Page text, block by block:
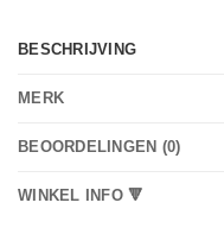
BESCHRIJVING
MERK
BEOORDELINGEN (0)
WINKEL INFO 🔻